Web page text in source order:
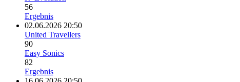
56
Ergebnis
02.06.2026 20:50
United Travellers
90
Easy Sonics
82
Ergebnis